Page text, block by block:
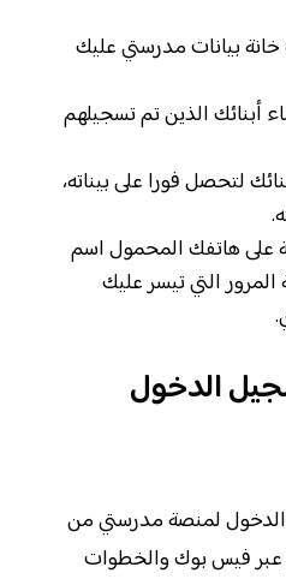
بيانات مدرستي عليك
الذين تم تسجيلهم
لتحصل فورا على بيناته،
هاتفك المحمول اسم
التي تيسر عليك
الدخول
لمنصة مدرستي من
فيس بوك والخطوات